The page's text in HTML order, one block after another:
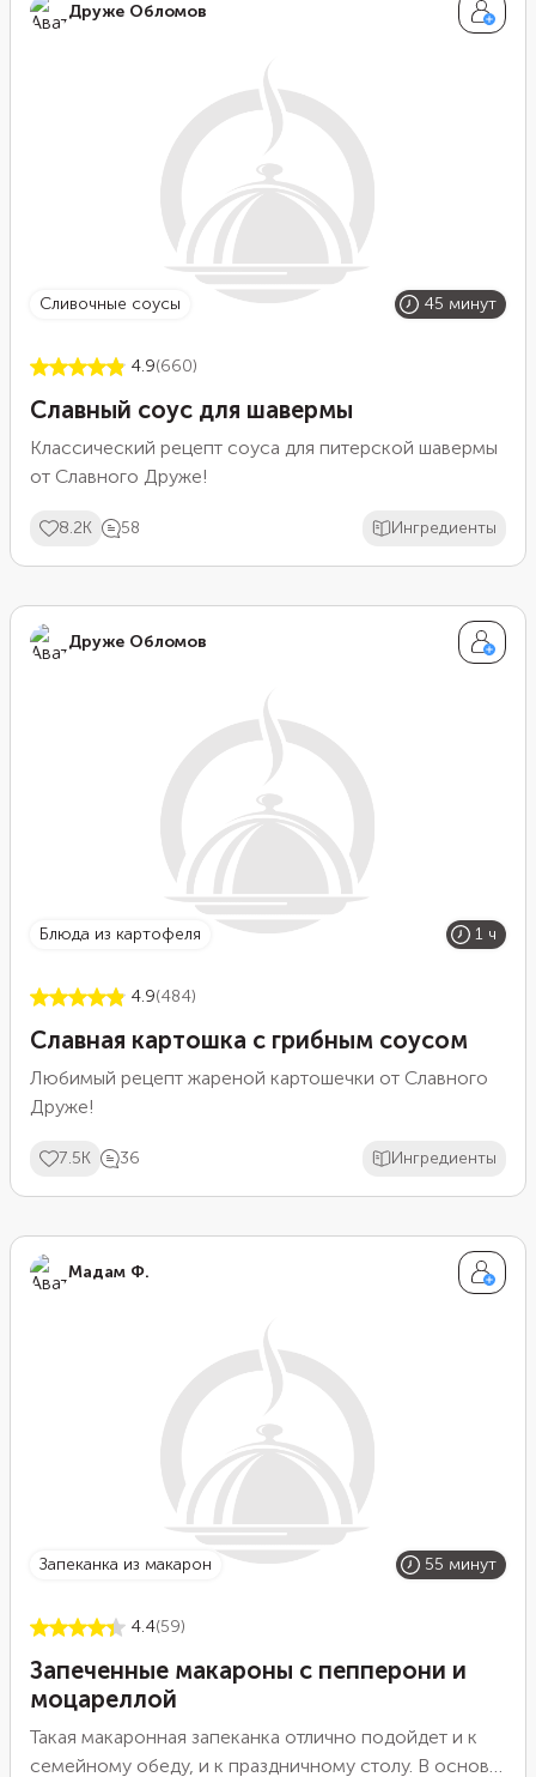
Друже Обломов
сливочные соусы 45 минут
4.9(660)
Славный соус для шавермы
Классический рецепт соуса для питерской шавермы
от Славного Друже!
8.2K 58 Ингредиенты
Друже Обломов
блюда из картофеля 1 ч
4.9(484)
Славная картошка с грибным соусом
Любимый рецепт жареной картошечки от Славного
Друже!
7.5K 36 Ингредиенты
Мадам Ф.
запеканка из макарон 55 минут
4.4(59)
Запеченные макароны с пепперони и
моцареллой
Такая макаронная запеканка отлично подойдет и к
семейному обеду, и к праздничному столу. В основе